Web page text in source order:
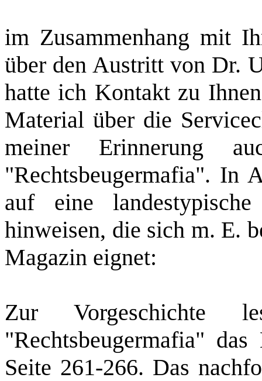
im Zusammenhang mit
über den Austritt von Dr.
hatte ich Kontakt zu
Material über die
meiner Erinnerung
"Rechtsbeugermafia". In
auf eine
hinweisen, die sich m. E.
Magazin eignet:
Zur
"Rechtsbeugermafia"
Seite 261‑266. Das